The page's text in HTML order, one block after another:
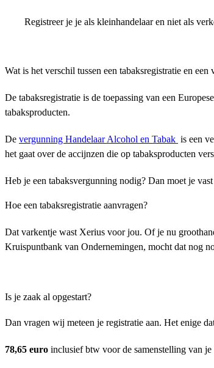
Registreer je je als kleinhandelaar en niet als
Wat is het verschil tussen een tabaksregistratie en
De tabaksregistratie is de toepassing van een
tabaksproducten.
De vergunning Handelaar Alcohol en Tabak is een
het gaat over de accijnzen die op tabaksproducten
Heb je een tabaksvergunning nodig? Dan moet je
Hoe een tabaksregistratie aanvragen?
Dat varkentje wast Xerius voor jou. Of je nu
Kruispuntbank van Ondernemingen, mocht dat nog
Is je zaak al opgestart?
Dan vragen wij meteen je registratie aan. Het enige
78,65 euro inclusief btw voor de samenstelling van